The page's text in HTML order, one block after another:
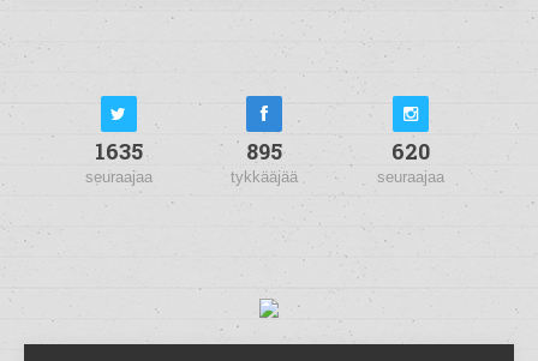
1635
seuraajaa
895
tykkääjää
620
seuraajaa